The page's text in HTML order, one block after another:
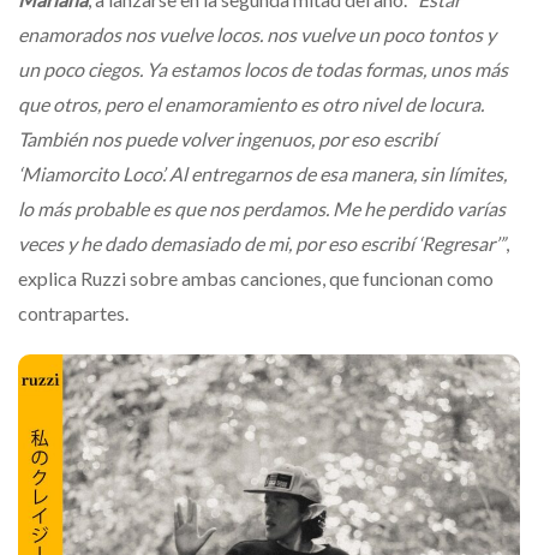
enamorados nos vuelve locos. nos vuelve un poco tontos y
un poco ciegos. Ya estamos locos de todas formas, unos más
que otros, pero el enamoramiento es otro nivel de locura.
También nos puede volver ingenuos, por eso escribí
‘Miamorcito Loco’. Al entregarnos de esa manera, sin límites,
lo más probable es que nos perdamos. Me he perdido varías
veces y he dado demasiado de mi, por eso escribí ‘Regresar’”,
explica Ruzzi sobre ambas canciones, que funcionan como
contrapartes.